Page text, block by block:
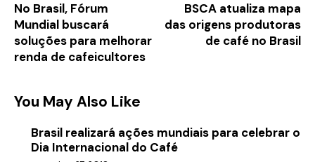
No Brasil, Fórum
Mundial buscará
soluções para melhorar
renda de cafeicultores
BSCA atualiza mapa
das origens produtoras
de café no Brasil
You May Also Like
Brasil realizará ações mundiais para celebrar o
Dia Internacional do Café